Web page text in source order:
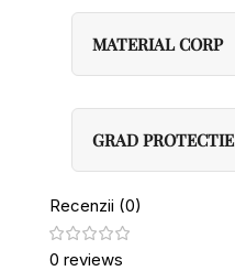
MATERIAL CORP
GRAD PROTECTIE
Recenzii (0)
0 reviews